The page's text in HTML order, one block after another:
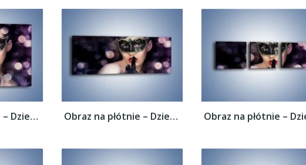
Obraz na płótnie – Dziewczyna w czarnej... Obraz na płótnie – Dziewczyna w czarnej...